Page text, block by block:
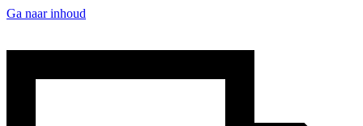
Ga naar inhoud